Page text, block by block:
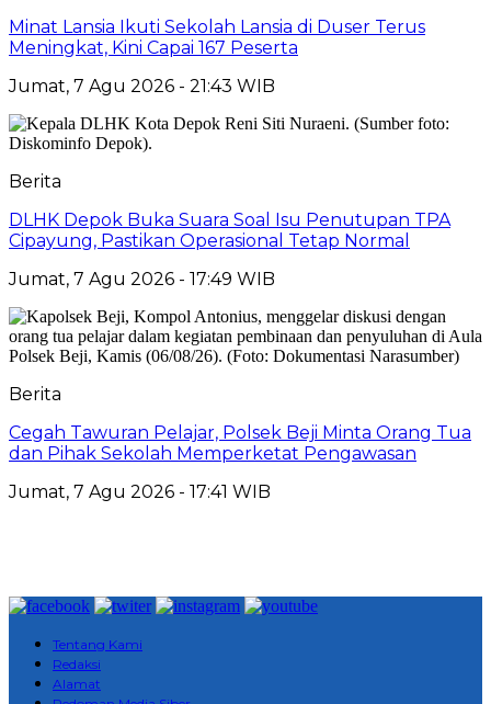
Minat Lansia Ikuti Sekolah Lansia di Duser Terus
Meningkat, Kini Capai 167 Peserta
Jumat, 7 Agu 2026 - 21:43 WIB
Berita
DLHK Depok Buka Suara Soal Isu Penutupan TPA
Cipayung, Pastikan Operasional Tetap Normal
Jumat, 7 Agu 2026 - 17:49 WIB
Berita
Cegah Tawuran Pelajar, Polsek Beji Minta Orang Tua
dan Pihak Sekolah Memperketat Pengawasan
Jumat, 7 Agu 2026 - 17:41 WIB
Tentang Kami
Redaksi
Alamat